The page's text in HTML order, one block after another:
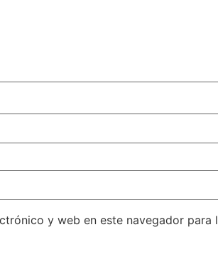
y web en este navegador para